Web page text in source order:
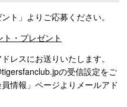
ト」よりご応募ください。
・プレゼント
レスにお送りいたします。
の受信設定をご
情報」ページよりメールアド